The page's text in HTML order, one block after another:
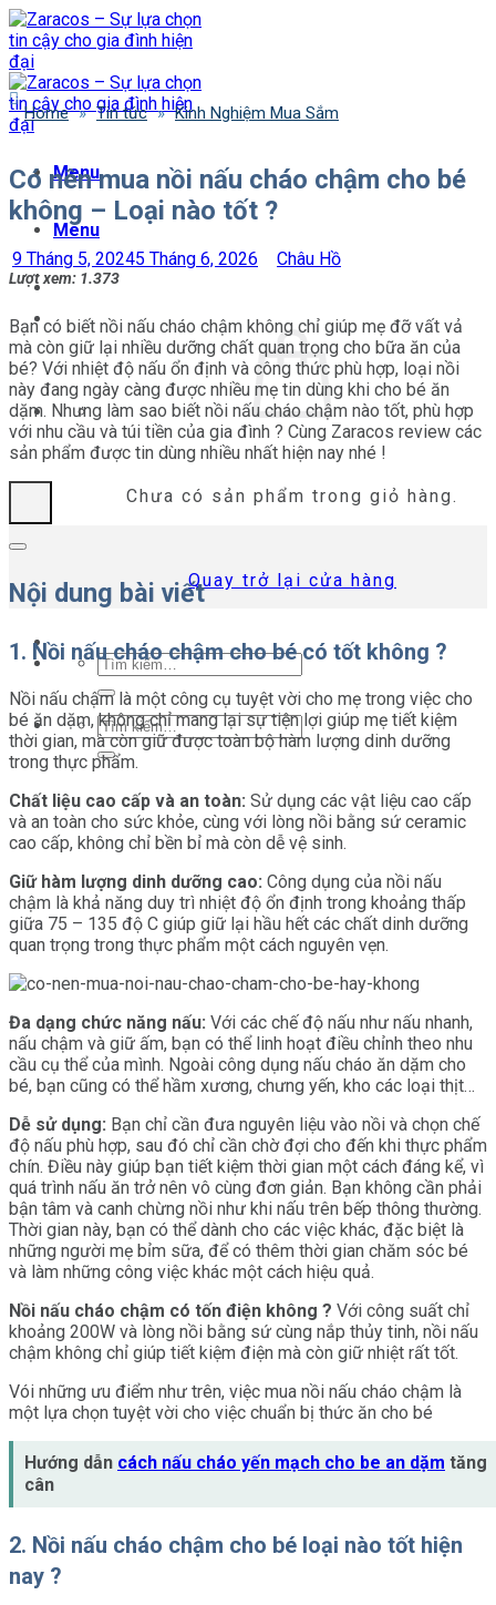
Bỏ
qua
nội
dung
Menu
Menu
Chưa có sản phẩm trong giỏ hàng.
Quay trở lại cửa hàng
Tìm
kiếm:
Tìm
kiếm:
Home » Tin tức » Kinh Nghiệm Mua Sắm
Có nên mua nồi nấu cháo chậm cho bé
không – Loại nào tốt ?
9 Tháng 5, 20245 Tháng 6, 2026 Châu Hồ
Lượt xem: 1.373
Bạn có biết nồi nấu cháo chậm không chỉ giúp mẹ đỡ vất vả
mà còn giữ lại nhiều dưỡng chất quan trọng cho bữa ăn của
bé? Với nhiệt độ nấu ổn định và công thức phù hợp, loại nồi
này đang ngày càng được nhiều mẹ tin dùng khi cho bé ăn
dặm. Nhưng làm sao biết nồi nấu cháo chậm nào tốt, phù hợp
với nhu cầu và túi tiền của gia đình ? Cùng Zaracos review các
sản phẩm được tin dùng nhiều nhất hiện nay nhé !
Nội dung bài viết
1. Nồi nấu cháo chậm cho bé có tốt không ?
Nồi nấu chậm là một công cụ tuyệt vời cho mẹ trong việc cho
bé ăn dặm, không chỉ mang lại sự tiện lợi giúp mẹ tiết kiệm
thời gian, mà còn giữ được toàn bộ hàm lượng dinh dưỡng
trong thực phẩm.
Chất liệu cao cấp và an toàn: Sử dụng các vật liệu cao cấp
và an toàn cho sức khỏe, cùng với lòng nồi bằng sứ ceramic
cao cấp, không chỉ bền bỉ mà còn dễ vệ sinh.
Giữ hàm lượng dinh dưỡng cao: Công dụng của nồi nấu
chậm là khả năng duy trì nhiệt độ ổn định trong khoảng thấp
giữa 75 – 135 độ C giúp giữ lại hầu hết các chất dinh dưỡng
quan trọng trong thực phẩm một cách nguyên vẹn.
Đa dạng chức năng nấu: Với các chế độ nấu như nấu nhanh,
nấu chậm và giữ ấm, bạn có thể linh hoạt điều chỉnh theo nhu
cầu cụ thể của mình. Ngoài công dụng nấu cháo ăn dặm cho
bé, bạn cũng có thể hầm xương, chưng yến, kho các loại thịt…
Dễ sử dụng: Bạn chỉ cần đưa nguyên liệu vào nồi và chọn chế
độ nấu phù hợp, sau đó chỉ cần chờ đợi cho đến khi thực phẩm
chín. Điều này giúp bạn tiết kiệm thời gian một cách đáng kể, vì
quá trình nấu ăn trở nên vô cùng đơn giản. Bạn không cần phải
bận tâm và canh chừng nồi như khi nấu trên bếp thông thường.
Thời gian này, bạn có thể dành cho các việc khác, đặc biệt là
những người mẹ bỉm sữa, để có thêm thời gian chăm sóc bé
và làm những công việc khác một cách hiệu quả.
Nồi nấu cháo chậm có tốn điện không ? Với công suất chỉ
khoảng 200W và lòng nồi bằng sứ cùng nắp thủy tinh, nồi nấu
chậm không chỉ giúp tiết kiệm điện mà còn giữ nhiệt rất tốt.
Vói những ưu điểm như trên, việc mua nồi nấu cháo chậm là
một lựa chọn tuyệt vời cho việc chuẩn bị thức ăn cho bé
Hướng dẫn cách nấu cháo yến mạch cho be an dặm tăng
cân
2. Nồi nấu cháo chậm cho bé loại nào tốt hiện
nay ?